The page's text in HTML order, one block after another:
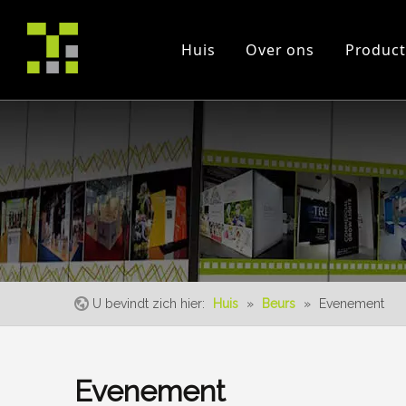
Huis Over ons Product
U bevindt zich hier: Huis » Beurs » Evenement
Evenement